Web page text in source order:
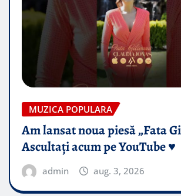
MUZICA POPULARA
Am lansat noua piesă „Fata
Ascultați acum pe YouTube ♥️
admin aug. 3, 2026